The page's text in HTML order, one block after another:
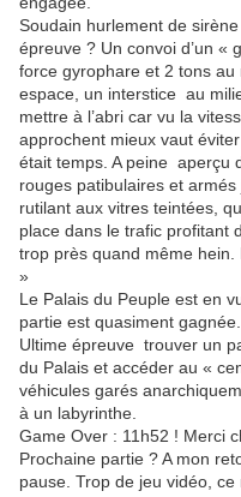
Soudain hurlement de
épreuve ? Un convoi d’un «
force gyrophare et 2 tons
espace, un interstice au
mettre à l’abri car vu la
approchent mieux vaut
était temps. A peine aperçu
rouges patibulaires et
rutilant aux vitres teintées,
place dans le trafic profitant
trop près quand même
»
Le Palais du Peuple est en
partie est quasiment gagnée.
Ultime épreuve trouver un
du Palais et accéder au «
véhicules garés
à un labyrinthe.
Game Over : 11h52 ! Merci
Prochaine partie ? A mon
pause. Trop de jeu vidéo, ce